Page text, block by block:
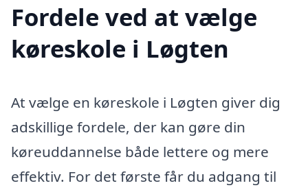
Fordele ved at vælge
køreskole i Løgten
At vælge en køreskole i Løgten giver dig
adskillige fordele, der kan gøre din
køreuddannelse både lettere og mere
effektiv. For det første får du adgang til